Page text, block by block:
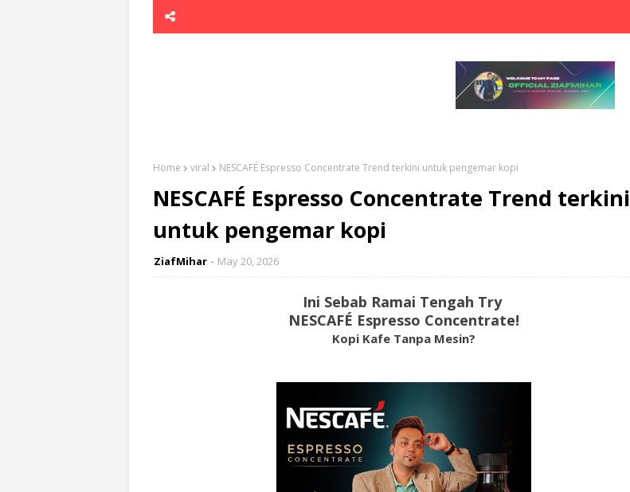
Home viral NESCAFÉ Espresso Concentrate Trend terkini untuk pengemar kopi
NESCAFÉ Espresso Concentrate Trend terkini
untuk pengemar kopi
ZiafMihar May 20, 2026
Ini Sebab Ramai Tengah Try
NESCAFÉ Espresso Concentrate!
Kopi Kafe Tanpa Mesin?